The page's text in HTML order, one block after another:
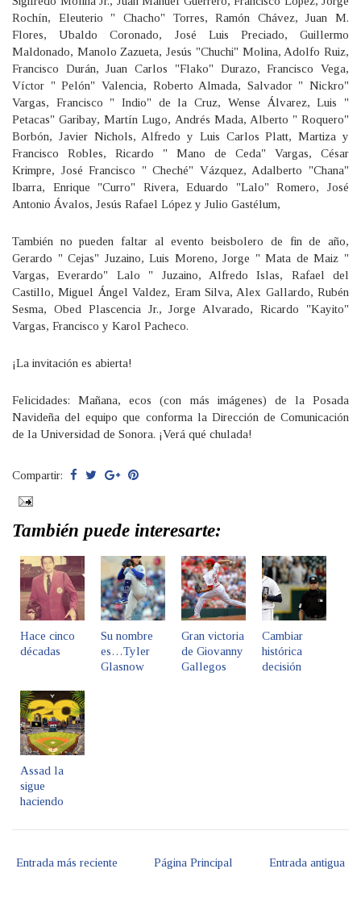
Rochín, Eleuterio " Chacho" Torres, Ramón Chávez, Juan M.
Flores, Ubaldo Coronado, José Luis Preciado, Guillermo
Maldonado, Manolo Zazueta, Jesús "Chuchi" Molina, Adolfo Ruiz,
Francisco Durán, Juan Carlos "Flako" Durazo, Francisco Vega,
Víctor " Pelón" Valencia, Roberto Almada, Salvador " Nickro"
Vargas, Francisco " Indio" de la Cruz, Wense Álvarez, Luis "
Petacas" Garibay, Martín Lugo, Andrés Mada, Alberto " Roquero"
Borbón, Javier Nichols, Alfredo y Luis Carlos Platt, Martiza y
Francisco Robles, Ricardo " Mano de Ceda" Vargas, César
Krimpre, José Francisco " Cheché" Vázquez, Adalberto "Chana"
Ibarra, Enrique "Curro" Rivera, Eduardo "Lalo" Romero, José
Antonio Ávalos, Jesús Rafael López y Julio Gastélum,
También no pueden faltar al evento beisbolero de fin de año,
Gerardo " Cejas" Juzaino, Luis Moreno, Jorge " Mata de Maiz "
Vargas, Everardo" Lalo " Juzaino, Alfredo Islas, Rafael del
Castillo, Miguel Ángel Valdez, Eram Silva, Alex Gallardo, Rubén
Sesma, Obed Plascencia Jr., Jorge Alvarado, Ricardo "Kayito"
Vargas, Francisco y Karol Pacheco.
¡La invitación es abierta!
Felicidades: Mañana, ecos (con más imágenes) de la Posada
Navideña del equipo que conforma la Dirección de Comunicación
de la Universidad de Sonora. ¡Verá qué chulada!
Compartir:
También puede interesarte:
Hace cinco
décadas
Su nombre
es…Tyler
Glasnow
Gran victoria
de Giovanny
Gallegos
Cambiar
histórica
decisión
Assad la
sigue
haciendo
Entrada más reciente Entrada antigua
Página Principal